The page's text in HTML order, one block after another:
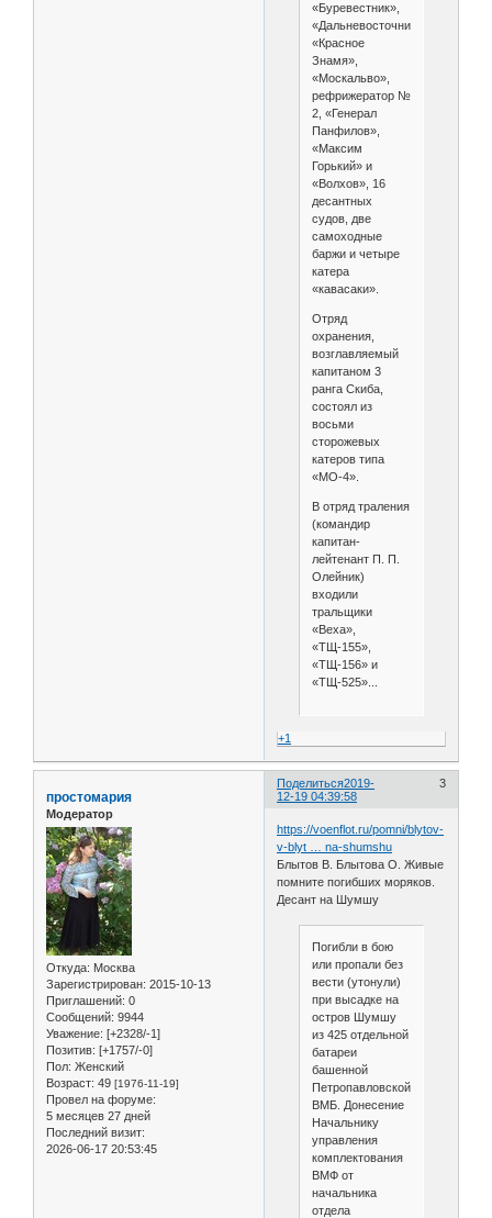
«Буревестник»,
«Дальневосточник»,
«Красное
Знамя»,
«Москальво»,
рефрижератор №
2, «Генерал
Панфилов»,
«Максим
Горький» и
«Волхов», 16
десантных
судов, две
самоходные
баржи и четыре
катера
«кавасаки».
Отряд
охранения,
возглавляемый
капитаном 3
ранга Скиба,
состоял из
восьми
сторожевых
катеров типа
«МО-4».
В отряд траления
(командир
капитан-
лейтенант П. П.
Олейник)
входили
тральщики
«Веха»,
«ТЩ-155»,
«ТЩ-156» и
«ТЩ-525»...
+1
Поделиться 3
2019-
12-19 04:39:58
простомария
Модератор
Откуда: Москва
Зарегистрирован: 2015-10-13
Приглашений: 0
Сообщений: 9944
Уважение: [+2328/-1]
Позитив: [+1757/-0]
Пол: Женский
Возраст: 49 [1976-11-19]
Провел на форуме:
5 месяцев 27 дней
Последний визит:
2026-06-17 20:53:45
https://voenflot.ru/pomni/blytov-
v-blyt … na-shumshu
Блытов В. Блытова О. Живые
помните погибших моряков.
Десант на Шумшу
Погибли в бою
или пропали без
вести (утонули)
при высадке на
остров Шумшу
из 425 отдельной
батареи
башенной
Петропавловской
ВМБ. Донесение
Начальнику
управления
комплектования
ВМФ от
начальника
отдела